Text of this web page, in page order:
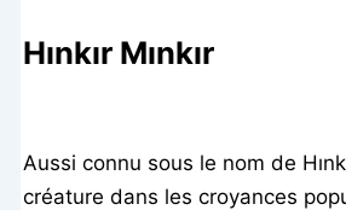
Hınkır Mınkır
Aussi connu sous le nom de
créature dans les croyances